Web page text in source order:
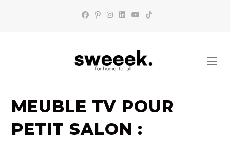
MEUBLE TV POUR
PETIT SALON :